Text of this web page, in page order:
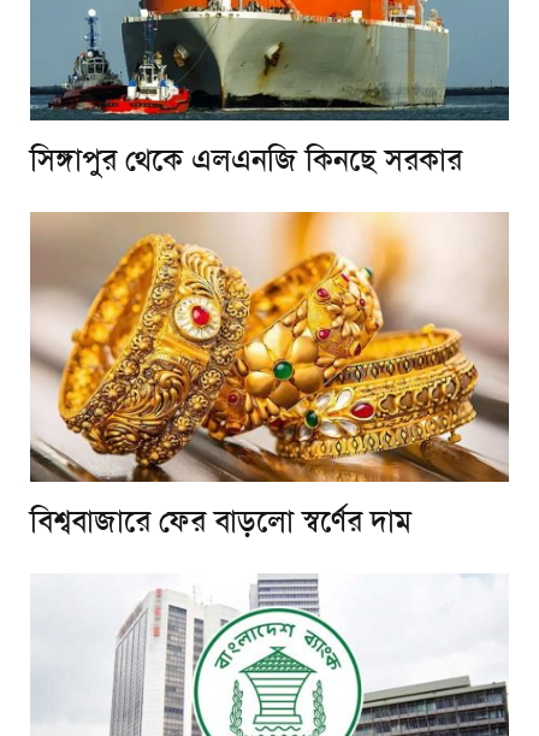
সিঙ্গাপুর থেকে এলএনজি কিনছে সরকার
বিশ্ববাজারে ফের বাড়লো স্বর্ণের দাম